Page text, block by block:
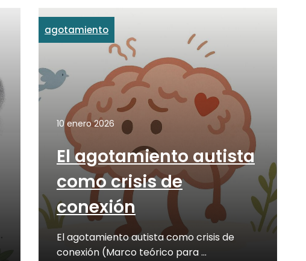
agotamiento
10 enero 2026
El agotamiento autista
como crisis de
conexión
El agotamiento autista como crisis de
conexión (Marco teórico para …